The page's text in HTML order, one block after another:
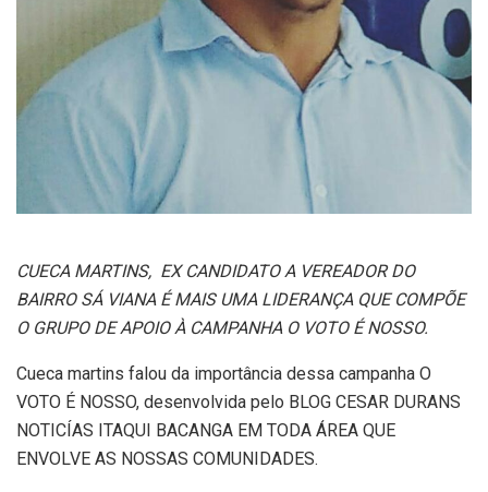
CUECA MARTINS, EX CANDIDATO A VEREADOR DO
BAIRRO SÁ VIANA É MAIS UMA LIDERANÇA QUE COMPÕE
O GRUPO DE APOIO À CAMPANHA O VOTO É NOSSO.
Cueca martins falou da importância dessa campanha O
VOTO É NOSSO, desenvolvida pelo BLOG CESAR DURANS
NOTICÍAS ITAQUI BACANGA EM TODA ÁREA QUE
ENVOLVE AS NOSSAS COMUNIDADES.